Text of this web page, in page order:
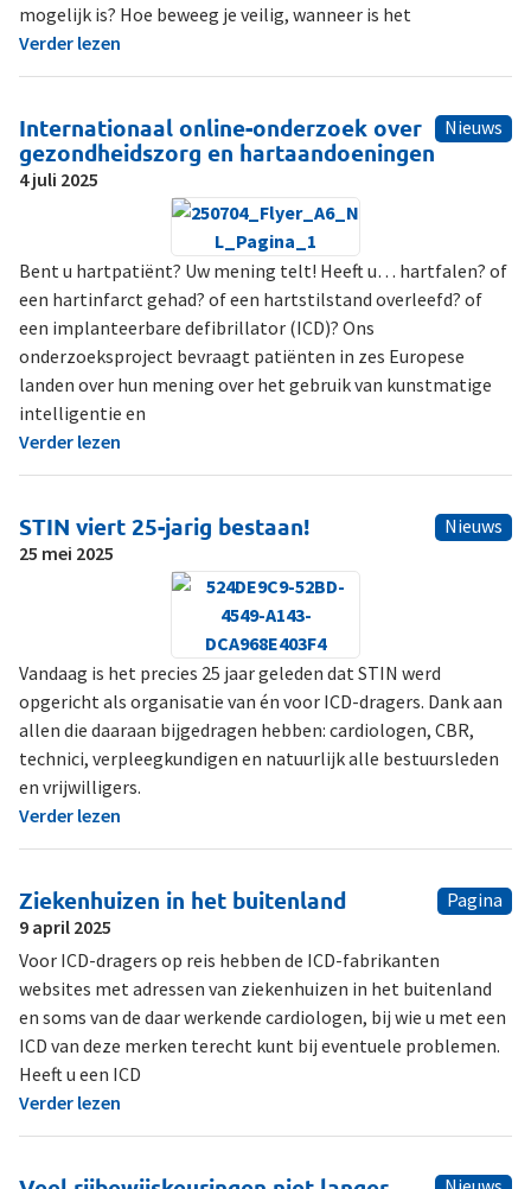
mogelijk is? Hoe beweeg je veilig, wanneer is het
Verder lezen
Nieuws
Internationaal online-onderzoek over
gezondheidszorg en hartaandoeningen
4 juli 2025
Bent u hartpatiënt? Uw mening telt! Heeft u… hartfalen? of
een hartinfarct gehad? of een hartstilstand overleefd? of
een implanteerbare defibrillator (ICD)? Ons
onderzoeksproject bevraagt patiënten in zes Europese
landen over hun mening over het gebruik van kunstmatige
intelligentie en
Verder lezen
Nieuws
STIN viert 25-jarig bestaan!
25 mei 2025
Vandaag is het precies 25 jaar geleden dat STIN werd
opgericht als organisatie van én voor ICD-dragers. Dank aan
allen die daaraan bijgedragen hebben: cardiologen, CBR,
technici, verpleegkundigen en natuurlijk alle bestuursleden
en vrijwilligers.
Verder lezen
Pagina
Ziekenhuizen in het buitenland
9 april 2025
Voor ICD-dragers op reis hebben de ICD-fabrikanten
websites met adressen van ziekenhuizen in het buitenland
en soms van de daar werkende cardiologen, bij wie u met een
ICD van deze merken terecht kunt bij eventuele problemen.
Heeft u een ICD
Verder lezen